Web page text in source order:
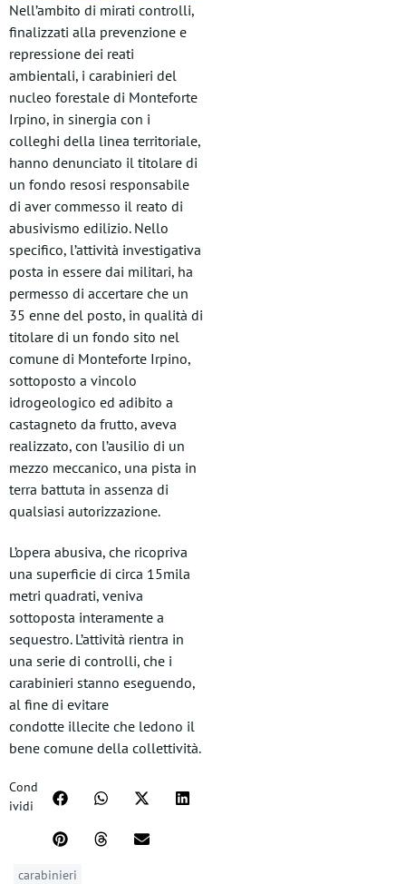
Nell’ambito di mirati controlli,
finalizzati alla prevenzione e
repressione dei reati
ambientali, i carabinieri del
nucleo forestale di Monteforte
Irpino, in sinergia con i
colleghi della linea territoriale,
hanno denunciato il titolare di
un fondo resosi responsabile
di aver commesso il reato di
abusivismo edilizio. Nello
specifico, l’attività investigativa
posta in essere dai militari, ha
permesso di accertare che un
35 enne del posto, in qualità di
titolare di un fondo sito nel
comune di Monteforte Irpino,
sottoposto a vincolo
idrogeologico ed adibito a
castagneto da frutto, aveva
realizzato, con l’ausilio di un
mezzo meccanico, una pista in
terra battuta in assenza di
qualsiasi autorizzazione.
L’opera abusiva, che ricopriva
una superficie di circa 15mila
metri quadrati, veniva
sottoposta interamente a
sequestro. L’attività rientra in
una serie di controlli, che i
carabinieri stanno eseguendo,
al fine di evitare
condotte illecite che ledono il
bene comune della collettività.
Cond
ividi
carabinieri